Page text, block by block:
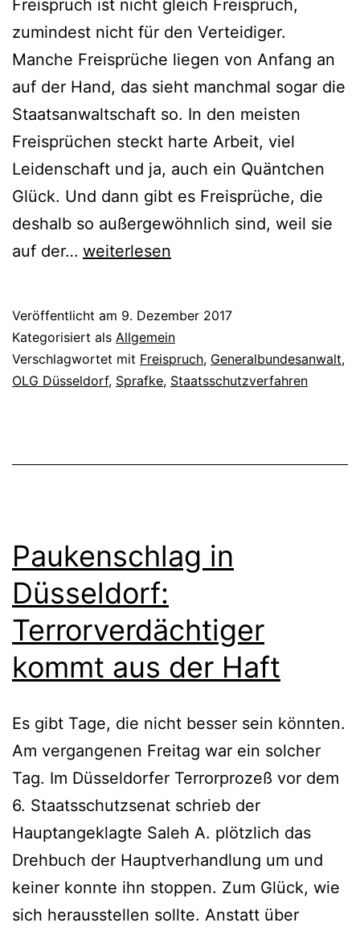
Freispruch ist nicht gleich Freispruch,
zumindest nicht für den Verteidiger.
Manche Freisprüche liegen von Anfang an
auf der Hand, das sieht manchmal sogar die
Staatsanwaltschaft so. In den meisten
Freisprüchen steckt harte Arbeit, viel
Leidenschaft und ja, auch ein Quäntchen
Glück. Und dann gibt es Freisprüche, die
deshalb so außergewöhnlich sind, weil sie
auf der… weiterlesen
Veröffentlicht am 9. Dezember 2017
Kategorisiert als Allgemein
Verschlagwortet mit Freispruch, Generalbundesanwalt,
OLG Düsseldorf, Sprafke, Staatsschutzverfahren
Paukenschlag in
Düsseldorf:
Terrorverdächtiger
kommt aus der Haft
Es gibt Tage, die nicht besser sein könnten.
Am vergangenen Freitag war ein solcher
Tag. Im Düsseldorfer Terrorprozeß vor dem
6. Staatsschutzsenat schrieb der
Hauptangeklagte Saleh A. plötzlich das
Drehbuch der Hauptverhandlung um und
keiner konnte ihn stoppen. Zum Glück, wie
sich herausstellen sollte. Anstatt über